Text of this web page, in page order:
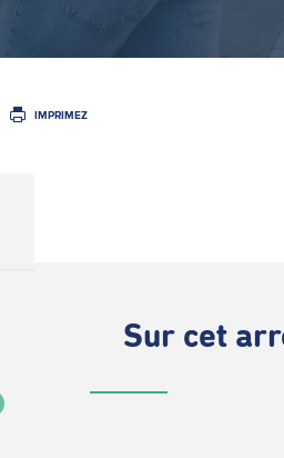
IMPRIMEZ
Sur cet